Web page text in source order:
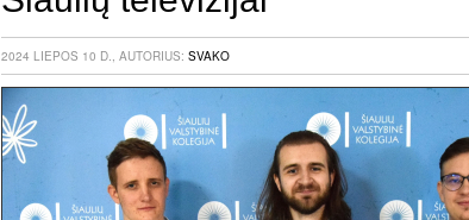
2024 LIEPOS 10 D., AUTORIUS: SVAKO